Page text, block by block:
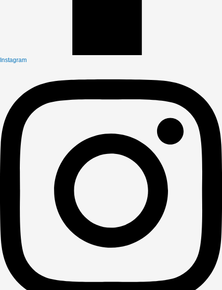
Instagram